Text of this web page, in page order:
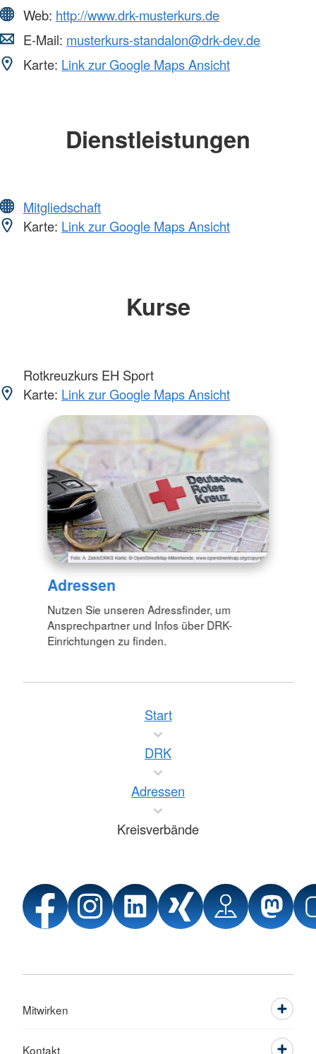
Web: http://www.drk-musterkurs.de
E-Mail: musterkurs-standalon@drk-dev.de
Karte: Link zur Google Maps Ansicht
Dienstleistungen
Mitgliedschaft
Karte: Link zur Google Maps Ansicht
Kurse
Rotkreuzkurs EH Sport
Karte: Link zur Google Maps Ansicht
Adressen
Nutzen Sie unseren Adressfinder, um
Ansprechpartner und Infos über DRK-
Einrichtungen zu finden.
Start
DRK
Adressen
Kreisverbände
Mitwirken
Kontakt